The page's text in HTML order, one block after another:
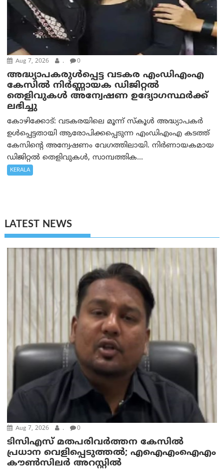
Aug 7, 2026 . 0
അദ്ധ്യാപകരുള്‍പ്പെട്ട വടകര എംഡി‌എം‌എ
കേസില്‍ നിര്‍ണ്ണായക ഡിജിറ്റല്‍
തെളിവുകള്‍ അന്വേഷണ ഉദ്യോഗസ്ഥര്‍ക്ക്
ലഭിച്ചു
കോഴിക്കോട്: വടകരയിലെ മൂന്ന് സ്കൂൾ അദ്ധ്യാപകർ
ഉൾപ്പെട്ടതായി ആരോപിക്കപ്പെടുന്ന എംഡിഎംഎ കടത്ത്
കേസിന്റെ അന്വേഷണം വേഗത്തിലായി. നിർണായകമായ
ഡിജിറ്റൽ തെളിവുകൾ, സാമ്പത്തിക...
KERALA
LATEST NEWS
Aug 7, 2026 . 0
ടിസിഎസ് മതപരിവർത്തന കേസിൽ
പ്രധാന വെളിപ്പെടുത്തൽ; എഐഎംഐഎം
കൗൺസിലർ അറസ്റ്റിൽ